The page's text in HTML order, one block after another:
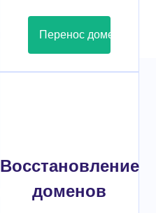
Перенос домена
Восстановление
доменов